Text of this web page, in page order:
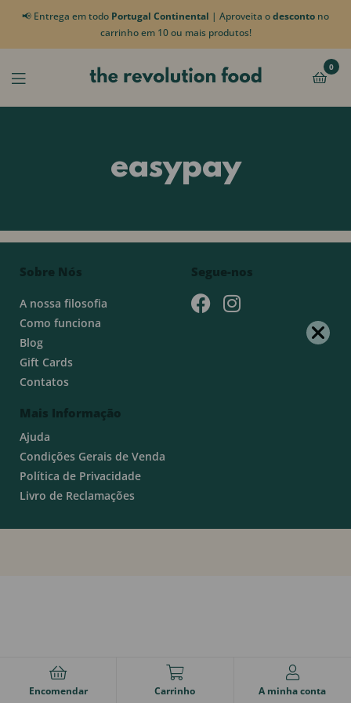
📢 Entrega em todo Portugal Continental | Aproveita odesconto no
carrinho em 10 ou mais produtos!
0
easypay
Sobre Nós
A nossa filosofia
Como funciona
Blog
Gift Cards
Contatos
Mais Informação
Ajuda
Condições Gerais de Venda
Política de Privacidade
Livro de Reclamações
Segue-nos
Encomendar Carrinho A minha conta